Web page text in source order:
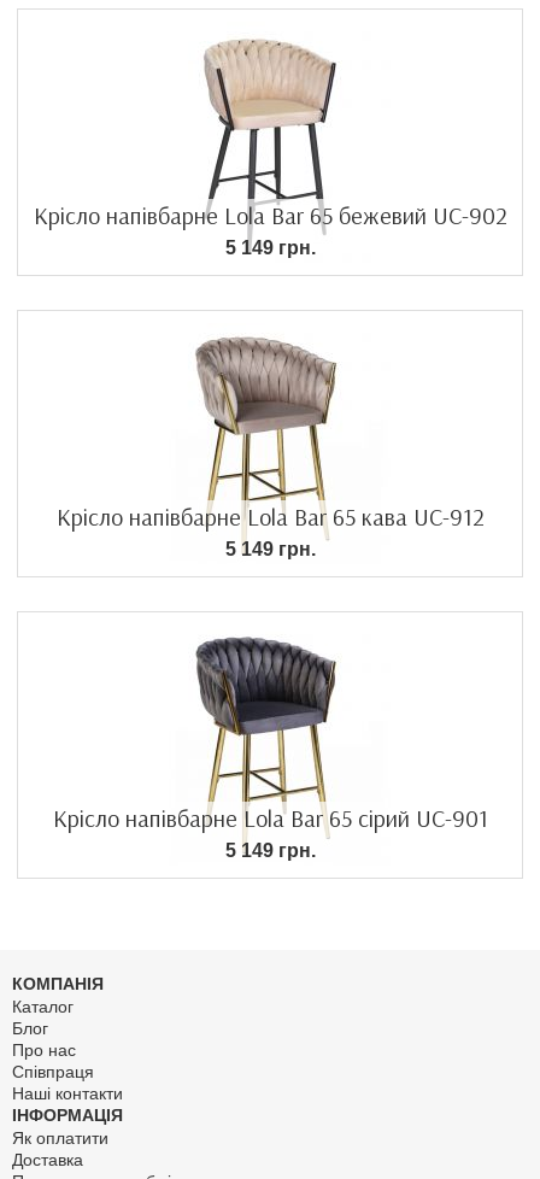
Крісло напівбарне Lola Bar 65 бежевий UC-902
5 149 грн.
Крісло напівбарне Lola Bar 65 кава UC-912
5 149 грн.
Крісло напівбарне Lola Bar 65 сірий UC-901
5 149 грн.
КОМПАНІЯ
Каталог
Блог
Про нас
Співпраця
Наші контакти
ІНФОРМАЦІЯ
Як оплатити
Доставка